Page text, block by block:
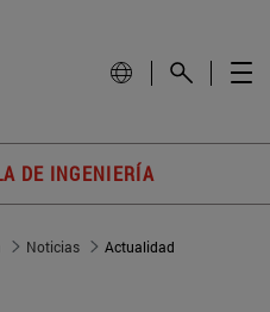
DE INGENIERÍA
Noticias Actualidad